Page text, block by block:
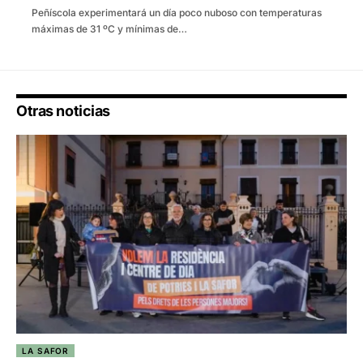
Peñíscola experimentará un día poco nuboso con temperaturas
máximas de 31 ºC y mínimas de…
Otras noticias
LA SAFOR